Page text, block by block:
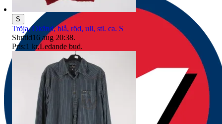
S
Tröja, Okänd, blå, röd, ull, stl. ca. S
Sluttid16 aug 20:38.
Pris:1 kr,Ledande bud.